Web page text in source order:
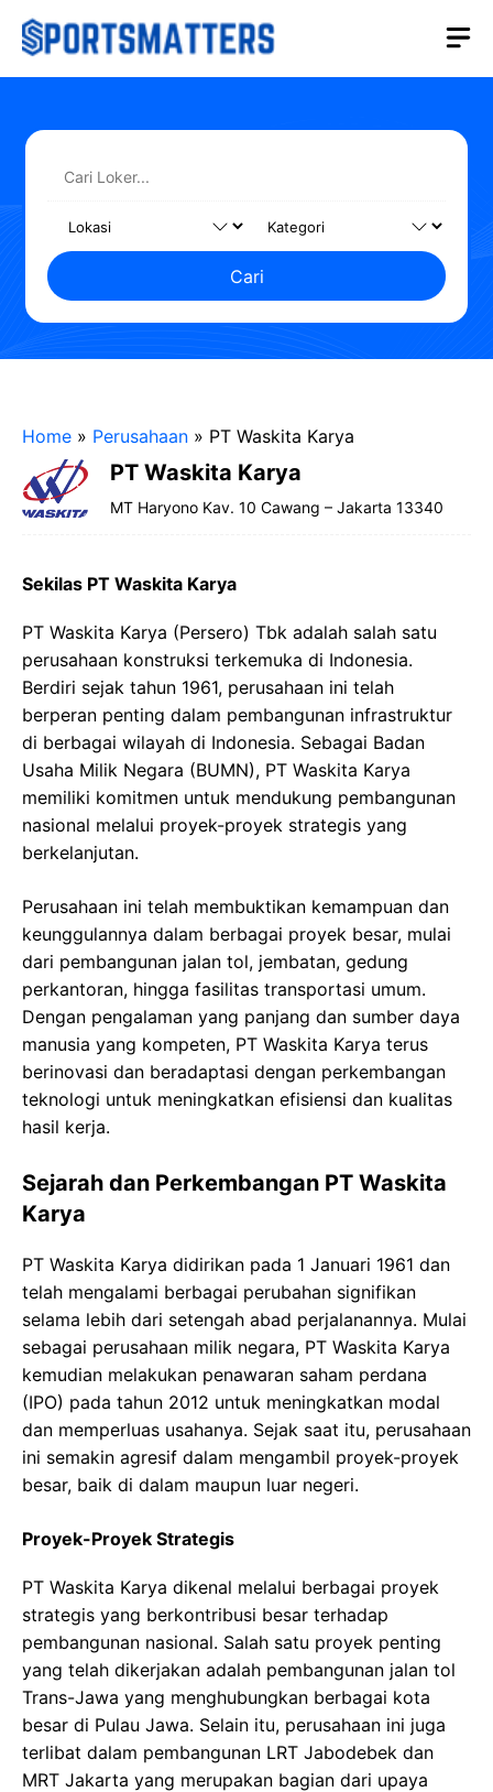
Langsung
Cari
Home » Perusahaan » PT Waskita Karya
PT Waskita Karya
MT Haryono Kav. 10 Cawang – Jakarta 13340
Sekilas PT Waskita Karya
PT Waskita Karya (Persero) Tbk adalah salah satu
perusahaan konstruksi terkemuka di Indonesia.
Berdiri sejak tahun 1961, perusahaan ini telah
berperan penting dalam pembangunan infrastruktur
di berbagai wilayah di Indonesia. Sebagai Badan
Usaha Milik Negara (BUMN), PT Waskita Karya
memiliki komitmen untuk mendukung pembangunan
nasional melalui proyek-proyek strategis yang
berkelanjutan.
Perusahaan ini telah membuktikan kemampuan dan
keunggulannya dalam berbagai proyek besar, mulai
dari pembangunan jalan tol, jembatan, gedung
perkantoran, hingga fasilitas transportasi umum.
Dengan pengalaman yang panjang dan sumber daya
manusia yang kompeten, PT Waskita Karya terus
berinovasi dan beradaptasi dengan perkembangan
teknologi untuk meningkatkan efisiensi dan kualitas
hasil kerja.
Sejarah dan Perkembangan PT Waskita
Karya
PT Waskita Karya didirikan pada 1 Januari 1961 dan
telah mengalami berbagai perubahan signifikan
selama lebih dari setengah abad perjalanannya. Mulai
sebagai perusahaan milik negara, PT Waskita Karya
kemudian melakukan penawaran saham perdana
(IPO) pada tahun 2012 untuk meningkatkan modal
dan memperluas usahanya. Sejak saat itu, perusahaan
ini semakin agresif dalam mengambil proyek-proyek
besar, baik di dalam maupun luar negeri.
Proyek-Proyek Strategis
PT Waskita Karya dikenal melalui berbagai proyek
strategis yang berkontribusi besar terhadap
pembangunan nasional. Salah satu proyek penting
yang telah dikerjakan adalah pembangunan jalan tol
Trans-Jawa yang menghubungkan berbagai kota
besar di Pulau Jawa. Selain itu, perusahaan ini juga
terlibat dalam pembangunan LRT Jabodebek dan
MRT Jakarta yang merupakan bagian dari upaya